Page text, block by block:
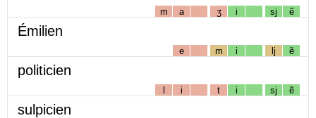
m a ʒ i sj ẽ
Émilien
e m i lj ẽ
politicien
l i t i sj ẽ
sulpicien